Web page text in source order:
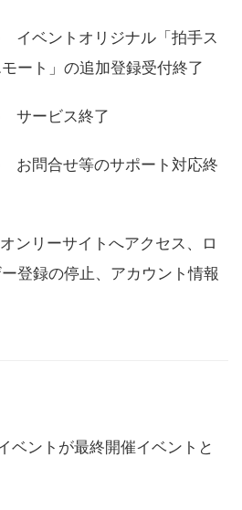
イベントオリジナル「拍手ス
ート」の追加登録受付終了
サービス終了
お問合せ等のサポート対応終
ンリーサイトへアクセス、ロ
登録の停止、アカウント情報
ベントが最終開催イベントと